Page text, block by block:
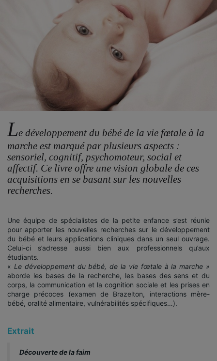
Le développement du bébé de la vie fœtale à la
marche est marqué par plusieurs aspects :
sensoriel, cognitif, psychomoteur, social et
affectif. Ce livre offre une vision globale de ces
acquisitions en se basant sur les nouvelles
recherches.
Une équipe de spécialistes de la petite enfance s’est réunie
pour apporter les nouvelles recherches sur le développement
du bébé et leurs applications cliniques dans un seul ouvrage.
Celui-ci s’adresse aussi bien aux professionnels qu’aux
étudiants.
« Le développement du bébé, de la vie fœtale à la marche »
aborde les bases de la recherche, les bases des sens et du
corps, la communication et la cognition sociale et les prises en
charge précoces (examen de Brazelton, interactions mère-
bébé, oralité alimentaire, vulnérabilités spécifiques…).
Extrait
Découverte de la faim